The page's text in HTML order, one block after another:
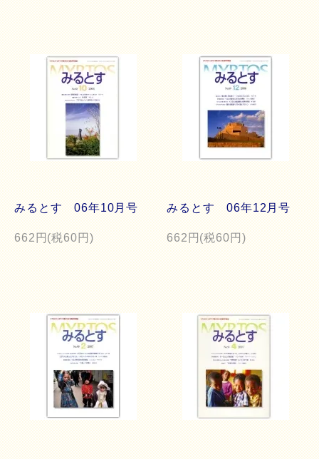
みるとす 06年10月号
662円(税60円)
みるとす 06年12月号
662円(税60円)